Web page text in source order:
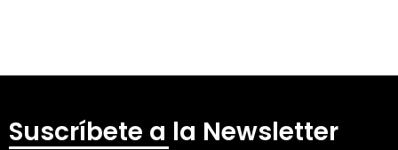
Suscríbete a la Newsletter